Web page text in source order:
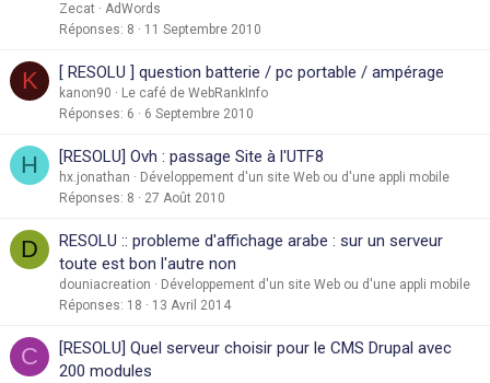
Zecat
AdWords
Réponses 8 11 Septembre 2010
K [ RESOLU ] question batterie / pc portable / ampérage
kanon90
Le café de WebRankInfo
Réponses 6 6 Septembre 2010
H [RESOLU] Ovh : passage Site à l'UTF8
hx.jonathan
Développement d'un site Web ou d'une appli mobile
Réponses 8 27 Août 2010
D
RESOLU :: probleme d'affichage arabe : sur un serveur
toute est bon l'autre non
douniacreation
Développement d'un site Web ou d'une appli mobile
Réponses 18 13 Avril 2014
C
[RESOLU] Quel serveur choisir pour le CMS Drupal avec
200 modules